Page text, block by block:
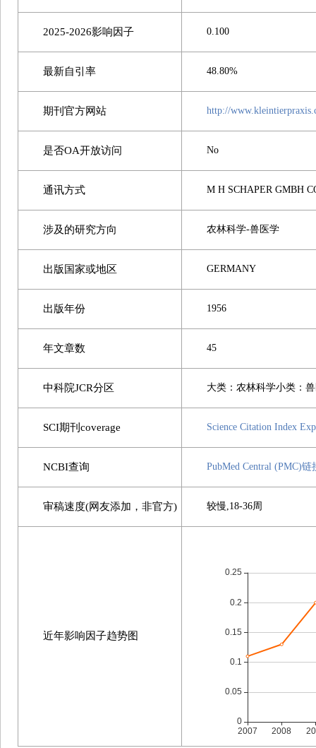
2025-2026影响因子 0.100
最新自引率 48.80%
期刊官方网站 http://
是否OA开放访问 No
通讯方式 M H SCHAPER GMBH
涉及的研究方向 农林科学-兽医学
出版国家或地区 GERMANY
出版年份 1956
年文章数 45
中科院JCR分区 大类：农林科学小类：
SCI期刊coverage Science Citation Index
NCBI查询 PubMed Central (PMC)链
审稿速度(网友添加，非官方) 较慢,18-36周
近年影响因子趋势图